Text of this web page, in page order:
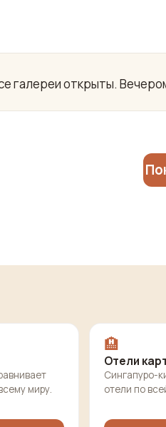
галереи открыты.
миру.
🏨
Отели
Сингапуро-
отели по